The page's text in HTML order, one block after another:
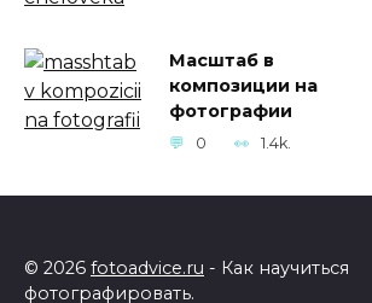
Масштаб в
композиции на
фотографии
0 1.4k.
© 2026 fotoadvice.ru - Как научиться
фотографировать.